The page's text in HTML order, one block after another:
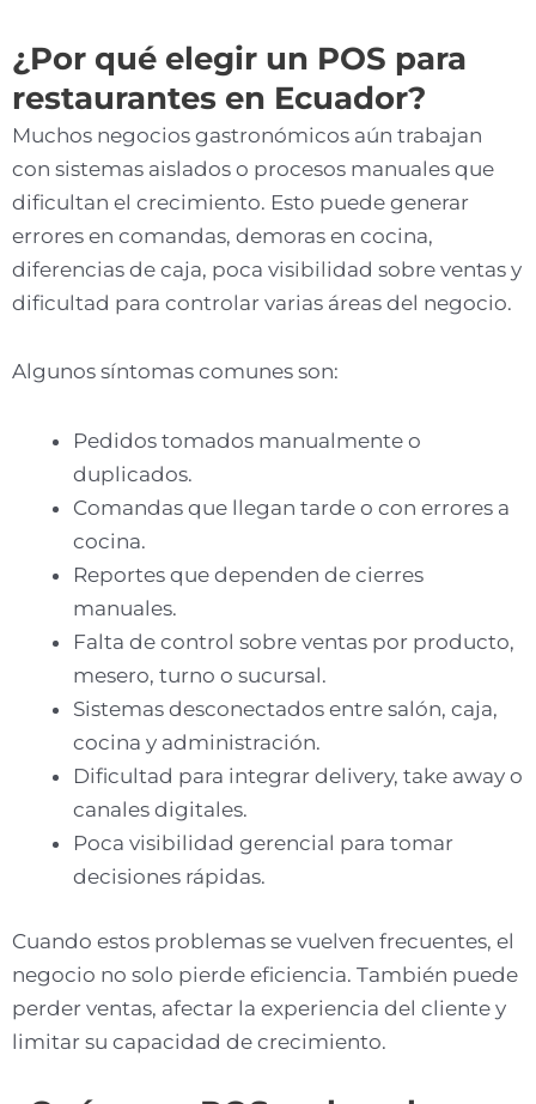
¿Por qué elegir un POS para
restaurantes en Ecuador?
Muchos negocios gastronómicos aún trabajan
con sistemas aislados o procesos manuales que
dificultan el crecimiento. Esto puede generar
errores en comandas, demoras en cocina,
diferencias de caja, poca visibilidad sobre ventas y
dificultad para controlar varias áreas del negocio.
Algunos síntomas comunes son:
Pedidos tomados manualmente o
duplicados.
Comandas que llegan tarde o con errores a
cocina.
Reportes que dependen de cierres
manuales.
Falta de control sobre ventas por producto,
mesero, turno o sucursal.
Sistemas desconectados entre salón, caja,
cocina y administración.
Dificultad para integrar delivery, take away o
canales digitales.
Poca visibilidad gerencial para tomar
decisiones rápidas.
Cuando estos problemas se vuelven frecuentes, el
negocio no solo pierde eficiencia. También puede
perder ventas, afectar la experiencia del cliente y
limitar su capacidad de crecimiento.